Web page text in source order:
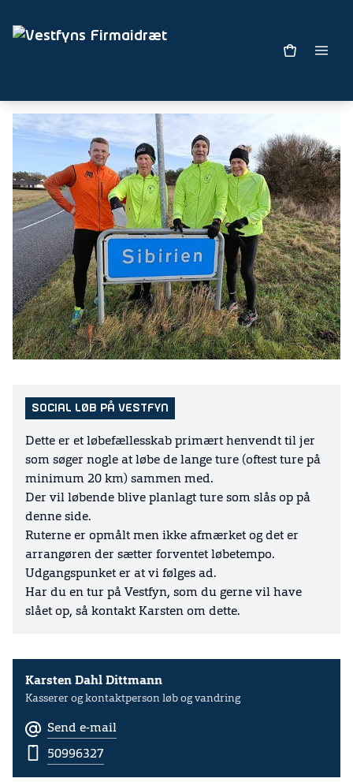
SOCIAL LØB PÅ VESTFYN
Dette er et løbefællesskab primært henvendt til jer
som søger nogle at løbe de lange ture (oftest ture på
minimum 20 km) sammen med.
Der vil løbende blive planlagt ture som slås op på
denne side.
Ruterne er opmålt men ikke afmærket og det er
arrangøren der sætter forventet løbetempo.
Udgangspunket er at vi følges ad.
Har du en tur på Vestfyn, som du gerne vil have
slået op, så kontakt Karsten om dette.
Karsten Dahl Dittmann
Kasserer og kontaktperson løb og vandring
Send e-mail
50996327